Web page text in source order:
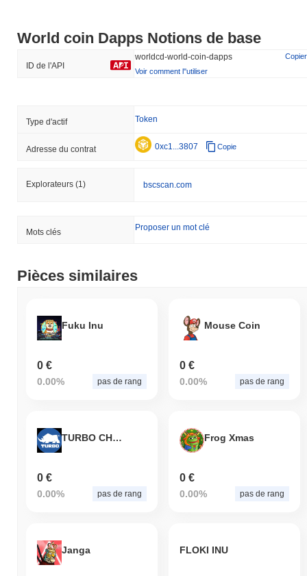
World coin Dapps Notions de base
ID de l'API
worldcd-world-coin-dapps
Copier
Voir comment l''utiliser
Type d'actif Token
Adresse du contrat 0xc1...3807 Copie
Explorateurs (1) bscscan.com
Mots clés Proposer un mot clé
Pièces similaires
Fuku Inu
0 €
0.00% pas de rang
Mouse Coin
0 €
0.00% pas de rang
TURBO CHAIN
0 €
0.00% pas de rang
Frog Xmas
0 €
0.00% pas de rang
Janga FLOKI INU